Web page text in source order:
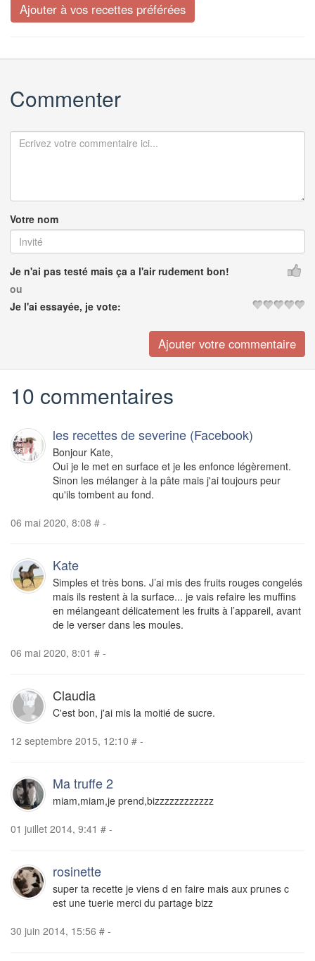
Commenter
Votre nom
Je n'ai pas testé mais ça a l'air rudement bon!
ou
Je l'ai essayée, je vote:
10 commentaires
les recettes de severine (Facebook)
Bonjour Kate,
Oui je le met en surface et je les enfonce légèrement.
Sinon les mélanger à la pâte mais j'ai toujours peur
qu'ils tombent au fond.
06 mai 2020, 8:08 # -
Kate
Simples et très bons. J’ai mis des fruits rouges congelés
mais ils restent à la surface... je vais refaire les muffins
en mélangeant délicatement les fruits à l’appareil, avant
de le verser dans les moules.
06 mai 2020, 8:01 # -
Claudia
C'est bon, j'ai mis la moitié de sucre.
12 septembre 2015, 12:10 # -
Ma truffe 2
miam,miam,je prend,bizzzzzzzzzzzz
01 juillet 2014, 9:41 # -
rosinette
super ta recette je viens d en faire mais aux prunes c
est une tuerie merci du partage bizz
30 juin 2014, 15:56 # -